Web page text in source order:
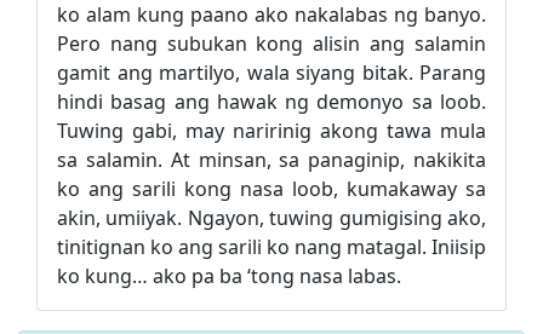
ko alam kung paano ako nakalabas ng banyo.
Pero nang subukan kong alisin ang salamin
gamit ang martilyo, wala siyang bitak. Parang
hindi basag ang hawak ng demonyo sa loob.
Tuwing gabi, may naririnig akong tawa mula
sa salamin. At minsan, sa panaginip, nakikita
ko ang sarili kong nasa loob, kumakaway sa
akin, umiiyak. Ngayon, tuwing gumigising ako,
tinitignan ko ang sarili ko nang matagal. Iniisip
ko kung… ako pa ba ‘tong nasa labas.